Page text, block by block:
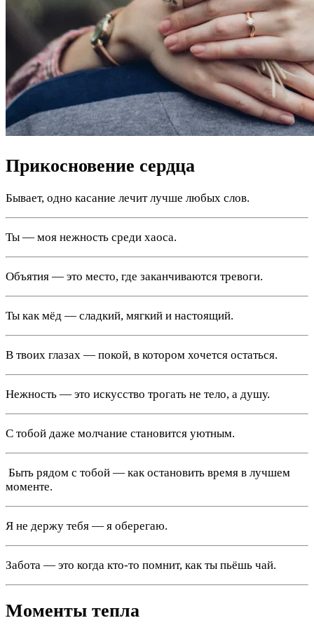
Прикосновение сердца
Бывает, одно касание лечит лучше любых слов.
Ты — моя нежность среди хаоса.
Объятия — это место, где заканчиваются тревоги.
Ты как мёд — сладкий, мягкий и настоящий.
В твоих глазах — покой, в котором хочется остаться.
Нежность — это искусство трогать не тело, а душу.
С тобой даже молчание становится уютным.
️ Быть рядом с тобой — как остановить время в лучшем
моменте.
Я не держу тебя — я оберегаю.
Забота — это когда кто-то помнит, как ты пьёшь чай.
Моменты тепла